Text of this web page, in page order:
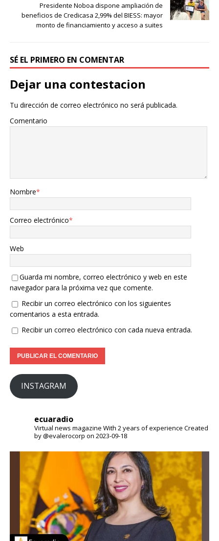
Presidente Noboa dispone ampliación de
beneficios de Credicasa 2,99% del BIESS: mayor
monto de financiamiento y acceso a suites
SÉ EL PRIMERO EN COMENTAR
Dejar una contestacion
Tu dirección de correo electrónico no será publicada.
Comentario
Nombre*
Correo electrónico*
Web
Guarda mi nombre, correo electrónico y web en este
navegador para la próxima vez que comente.
Recibir un correo electrónico con los siguientes
comentarios a esta entrada.
Recibir un correo electrónico con cada nueva entrada.
INSTAGRAM
ecuaradio
Virtual news magazine With 2 years of experience Created
by @evalerocorp on 2023-09-18